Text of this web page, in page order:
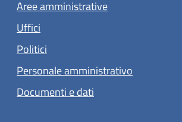
Aree amministrative
Uffici
Politici
Personale amministrativo
Documenti e dati